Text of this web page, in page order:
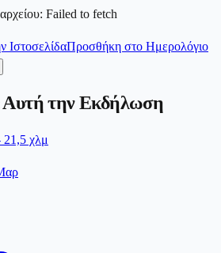
: Failed to fetch
ΙστοσελίδαΠροσθήκη στο Ημερολόγιο
Αυτή την Εκδήλωση
χλμ